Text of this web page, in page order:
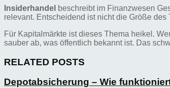
Insiderhandel beschreibt im Finanzwesen
relevant. Entscheidend ist nicht die Größe
Für Kapitalmärkte ist dieses Thema heikel.
sauber ab, was öffentlich bekannt ist. Das
RELATED POSTS
Depotabsicherung – Wie